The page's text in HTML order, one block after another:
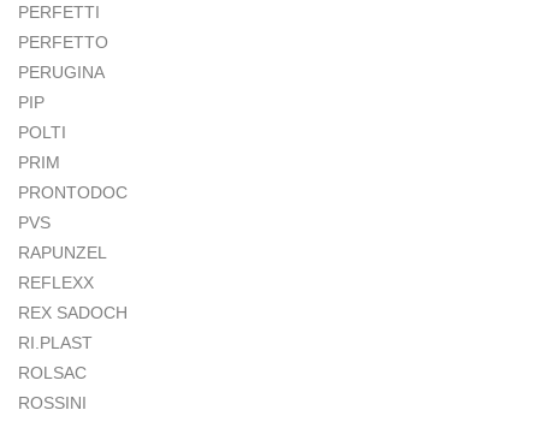
PERFETTI
PERFETTO
PERUGINA
PIP
POLTI
PRIM
PRONTODOC
PVS
RAPUNZEL
REFLEXX
REX SADOCH
RI.PLAST
ROLSAC
ROSSINI